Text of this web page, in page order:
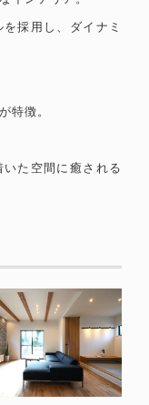
採用し、 ダイナミ
特徴。
た空間に癒される